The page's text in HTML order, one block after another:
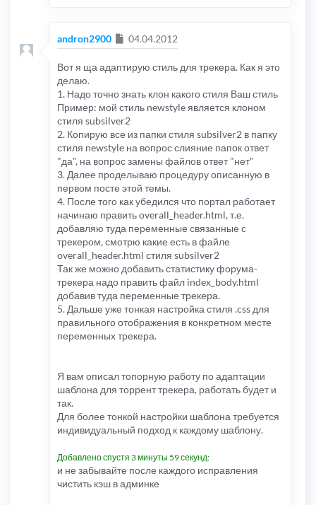
andron2900 Сообщение
04.04.2012
Вот я ща адаптирую стиль для трекера. Как я это
делаю.
1. Надо точно знать клон какого стиля Ваш стиль
Пример: мой стиль newstyle является клоном
стиля subsilver2
2. Копирую все из папки стиля subsilver2 в папку
стиля newstyle на вопрос слияние папок ответ
"да", на вопрос замены файлов ответ "нет"
3. Далее проделываю процедуру описанную в
первом посте этой темы.
4. После того как убедился что портал работает
начинаю править overall_header.html, т.е.
добавляю туда переменные связанные с
трекером, смотрю какие есть в файле
overall_header.html стиля subsilver2
Так же можно добавить статистику форума-
трекера надо править файл index_body.html
добавив туда переменные трекера.
5. Дальше уже тонкая настройка стиля .css для
правильного отображения в конкретном месте
переменных трекера.
Я вам описал топорную работу по адаптации
шаблона для торрент трекера, работать будет и
так.
Для более тонкой настройки шаблона требуется
индивидуальный подход к каждому шаблону.
Добавлено спустя 3 минуты 59 секунд:
и не забывайте после каждого исправления
чистить кэш в админке